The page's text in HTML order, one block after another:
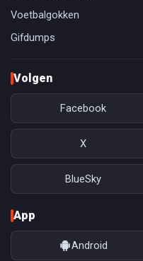
Voetbalgokken
Gifdumps
Volgen
Facebook
X
BlueSky
App
Android